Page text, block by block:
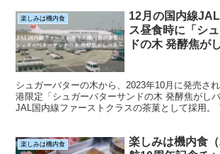
楽しみは機内食
12月の国内線
ス昼食時に「シ
ドの⽊ 発酵焦が
シュガーバターの木から、2023年10月に発売さ
港限定「シュガーバターサンドの木 発酵焦がし
JAL国内線ファーストクラスの茶菓として採用。
楽しみは機内食
楽しみは機内食